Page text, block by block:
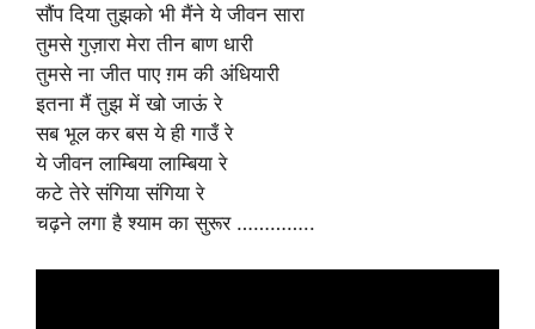
सौंप दिया तुझको भी मैंने ये जीवन सारा
तुमसे गुज़ारा मेरा तीन बाण धारी
तुमसे ना जीत पाए ग़म की अंधियारी
इतना मैं तुझ में खो जाऊं रे
सब भूल कर बस ये ही गाउँ रे
ये जीवन लाम्बिया लाम्बिया रे
कटे तेरे संगिया संगिया रे
चढ़ने लगा है श्याम का सुरूर …………..